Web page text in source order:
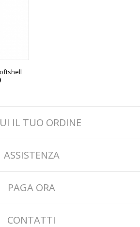
IL TUO ORDINE
ASSISTENZA
PAGA ORA
CONTATTI